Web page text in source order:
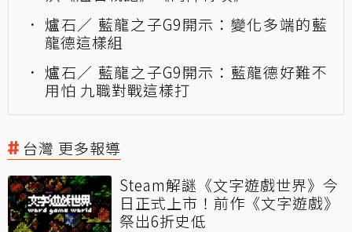
爐石／ 藍龍之子G9開示：變化多端的藍
龍德這樣組
爐石／ 藍龍之子G9開示：藍龍德好難不
用怕 九職對戰這樣打
台灣 更多報導
Steam解謎《文字遊戲世界》今
日正式上市！前作《文字遊戲》
祭出6折史低